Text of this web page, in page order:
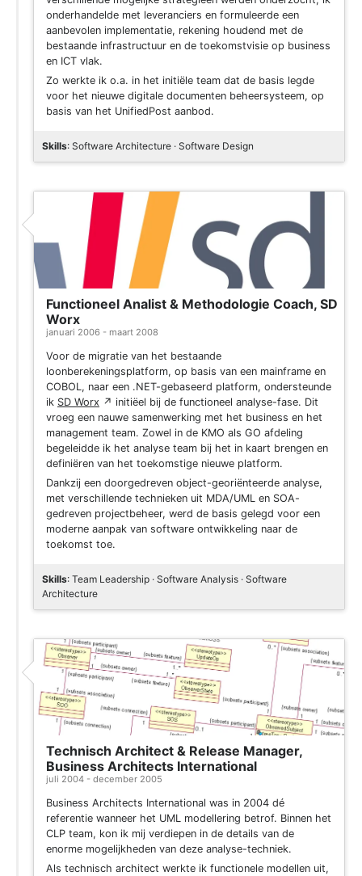
onderhandelde met leveranciers en formuleerde een
aanbevolen implementatie, rekening houdend met de
bestaande infrastructuur en de toekomstvisie op business
en ICT vlak.
Zo werkte ik o.a. in het initiële team dat de basis legde
voor het nieuwe digitale documenten beheersysteem, op
basis van het UnifiedPost aanbod.
Skills: Software Architecture · Software Design
Functioneel Analist & Methodologie Coach, SD
Worx
januari 2006 - maart 2008
Voor de migratie van het bestaande
loonberekeningsplatform, op basis van een mainframe en
COBOL, naar een .NET-gebaseerd platform, ondersteunde
ik SD Worx ↗ initiëel bij de functioneel analyse-fase. Dit
vroeg een nauwe samenwerking met het business en het
management team. Zowel in de KMO als GO afdeling
begeleidde ik het analyse team bij het in kaart brengen en
definiëren van het toekomstige nieuwe platform.
Dankzij een doorgedreven object-georiënteerde analyse,
met verschillende technieken uit MDA/UML en SOA-
gedreven projectbeheer, werd de basis gelegd voor een
moderne aanpak van software ontwikkeling naar de
toekomst toe.
Skills: Team Leadership · Software Analysis · Software
Architecture
Technisch Architect & Release Manager,
Business Architects International
juli 2004 - december 2005
Business Architects International was in 2004 dé
referentie wanneer het UML modellering betrof. Binnen het
CLP team, kon ik mij verdiepen in de details van de
enorme mogelijkheden van deze analyse-techniek.
Als technisch architect werkte ik functionele modellen uit,